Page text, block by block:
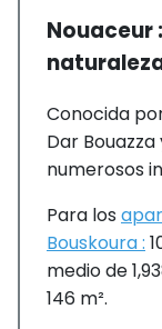
Nouaceur
Conocida
Dar
numerosos
Para los
Bouskoura :
medio de
146 m².